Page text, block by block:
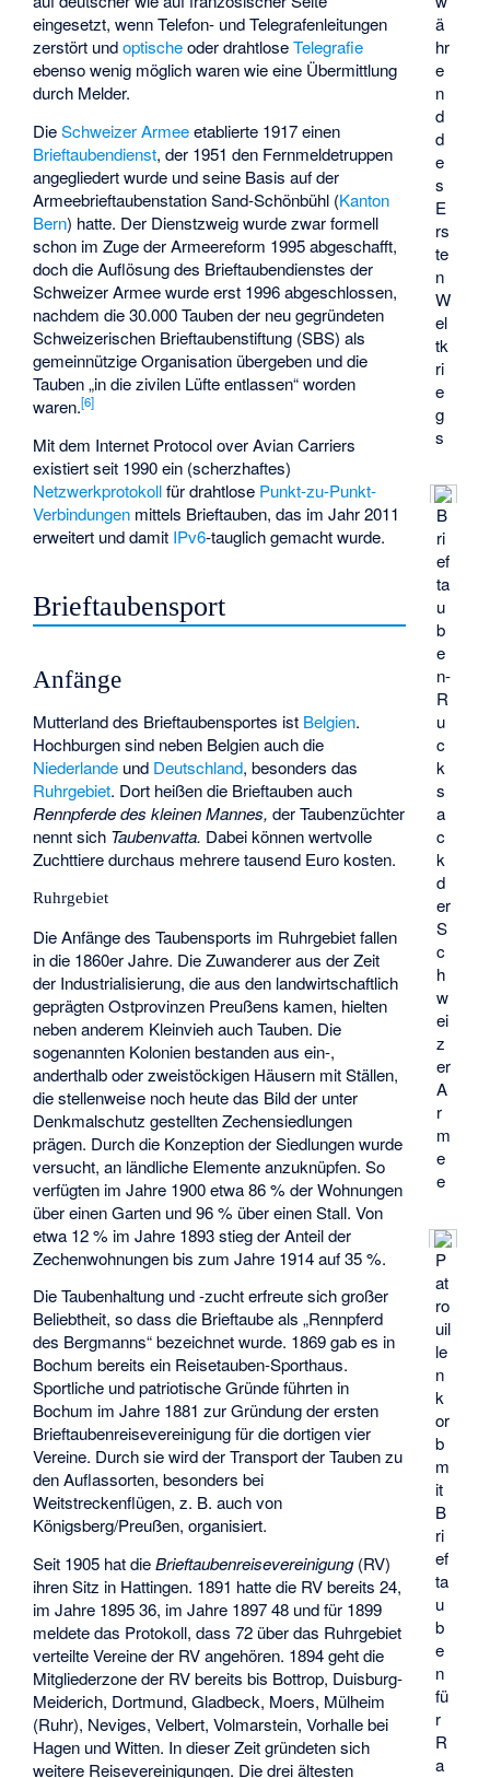
ä
hr
e
n
d
d
e
s
E
rs
te
n
W
el
tk
ri
e
g
s
B
ri
ef
ta
u
b
e
n-
R
u
c
k
s
a
c
k
d
er
S
c
h
w
ei
z
er
A
r
m
e
e
P
at
ro
uil
le
n
k
or
b
m
it
B
ri
ef
ta
u
b
e
n
fü
r
R
a
eingesetzt, wenn Telefon- und Telegrafenleitungen
zerstört undoptischeoder drahtloseTelegrafie
ebenso wenig möglich waren wie eine Übermittlung
durch Melder.
DieSchweizer Armeeetablierte 1917 einen
Brieftaubendienst, der 1951 den Fernmeldetruppen
angegliedert wurde und seine Basis auf der
Armeebrieftaubenstation Sand-Schönbühl (Kanton
Bern) hatte. Der Dienstzweig wurde zwar formell
schon im Zuge der Armeereform 1995 abgeschafft,
doch die Auflösung des Brieftaubendienstes der
Schweizer Armee wurde erst 1996 abgeschlossen,
nachdem die 30.000 Tauben der neu gegründeten
Schweizerischen Brieftaubenstiftung (SBS) als
gemeinnützige Organisation übergeben und die
Tauben „in die zivilen Lüfte entlassen“ worden
waren.[6]
Mit dem Internet Protocol over Avian Carriers
existiert seit 1990 ein (scherzhaftes)
Netzwerkprotokollfür drahtlose Punkt-zu-Punkt-
Verbindungen mittels Brieftauben, das im Jahr 2011
erweitert und damit IPv6-tauglich gemacht wurde.
Brieftaubensport
Anfänge
Mutterland des Brieftaubensportes ist Belgien.
Hochburgen sind neben Belgien auch die
Niederlande und Deutschland, besonders das
Ruhrgebiet. Dort heißen die Brieftauben auch
Rennpferde des kleinen Mannes, der Taubenzüchter
nennt sich Taubenvatta. Dabei können wertvolle
Zuchttiere durchaus mehrere tausend Euro kosten.
Ruhrgebiet
Die Anfänge des Taubensports im Ruhrgebiet fallen
in die 1860er Jahre. Die Zuwanderer aus der Zeit
der Industrialisierung, die aus den landwirtschaftlich
geprägten Ostprovinzen Preußens kamen, hielten
neben anderem Kleinvieh auch Tauben. Die
sogenannten Kolonien bestanden aus ein-,
anderthalb oder zweistöckigen Häusern mit Ställen,
die stellenweise noch heute das Bild der unter
Denkmalschutz gestellten Zechensiedlungen
prägen. Durch die Konzeption der Siedlungen wurde
versucht, an ländliche Elemente anzuknüpfen. So
verfügten im Jahre 1900 etwa 86 % der Wohnungen
über einen Garten und 96 % über einen Stall. Von
etwa 12 % im Jahre 1893 stieg der Anteil der
Zechenwohnungen bis zum Jahre 1914 auf 35 %.
Die Taubenhaltung und -zucht erfreute sich großer
Beliebtheit, so dass die Brieftaube als „Rennpferd
des Bergmanns“ bezeichnet wurde. 1869 gab es in
Bochum bereits ein Reisetauben-Sporthaus.
Sportliche und patriotische Gründe führten in
Bochum im Jahre 1881 zur Gründung der ersten
Brieftaubenreisevereinigung für die dortigen vier
Vereine. Durch sie wird der Transport der Tauben zu
den Auflassorten, besonders bei
Weitstreckenflügen, z. B. auch von
Königsberg/Preußen, organisiert.
Seit 1905 hat dieBrieftaubenreisevereinigung(RV)
ihren Sitz in Hattingen. 1891 hatte die RV bereits 24,
im Jahre 1895 36, im Jahre 1897 48 und für 1899
meldete das Protokoll, dass 72 über das Ruhrgebiet
verteilte Vereine der RV angehören. 1894 geht die
Mitgliederzone der RV bereits bis Bottrop, Duisburg-
Meiderich, Dortmund, Gladbeck, Moers, Mülheim
(Ruhr), Neviges, Velbert, Volmarstein, Vorhalle bei
Hagen und Witten. In dieser Zeit gründeten sich
weitere Reisevereinigungen. Die drei ältesten